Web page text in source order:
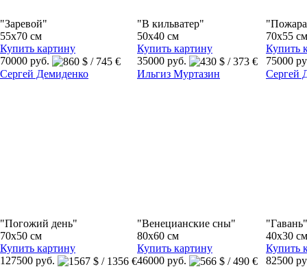
"Заревой"
55x70 см
Купить картину
70000 руб.
"В кильватер"
50x40 см
Купить картину
35000 руб.
"Пожара
70x55 см
Купить
75000
Сергей Демиденко
"Погожий день"
70x50 см
Купить картину
127500 руб.
Ильгиз Муртазин
"Венецианские сны"
80x60 см
Купить картину
46000 руб.
Сергей
"Гавань"
40x30 см
Купить
82500